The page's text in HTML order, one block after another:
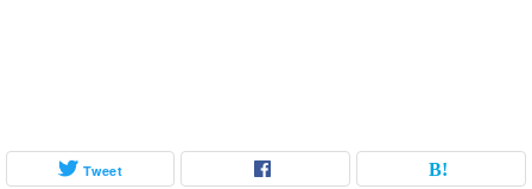
Tweet